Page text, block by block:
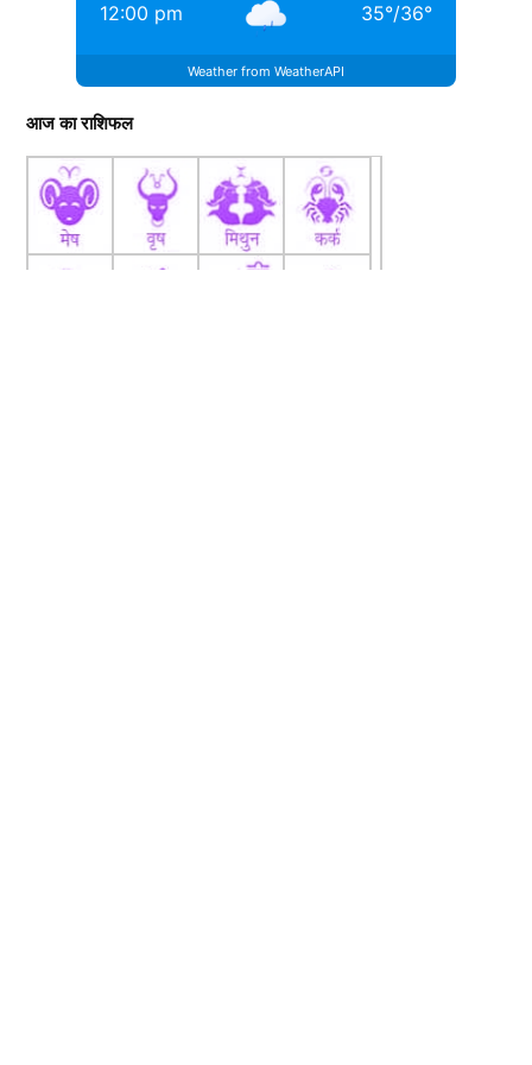
12:00 pm 35°/36°
Weather from WeatherAPI
आज का राशिफल